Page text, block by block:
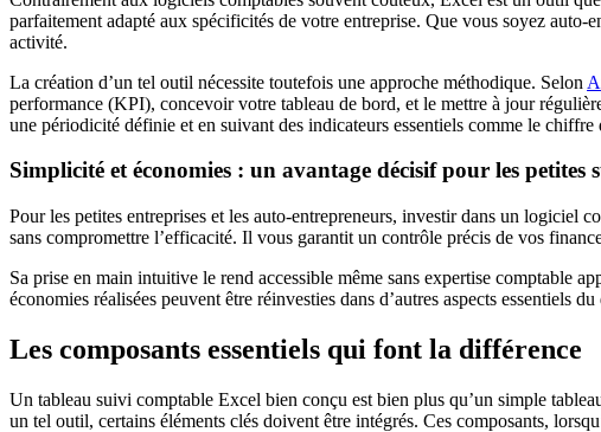
parfaitement adapté aux spécificités de votre entreprise. Que vous soyez
activité.
La création d’un tel outil nécessite toutefois une approche méthodique. Selon
performance (KPI), concevoir votre tableau de bord, et le mettre à jour
une périodicité définie et en suivant des indicateurs essentiels comme le chiffre
Simplicité et économies : un avantage décisif pour les petites
Pour les petites entreprises et les auto-entrepreneurs, investir dans un logiciel
sans compromettre l’efficacité. Il vous garantit un contrôle précis de vos
Sa prise en main intuitive le rend accessible même sans expertise comptable
économies réalisées peuvent être réinvesties dans d’autres aspects essentiels
Les composants essentiels qui font la différence
Un tableau suivi comptable Excel bien conçu est bien plus qu’un simple
un tel outil, certains éléments clés doivent être intégrés. Ces composants,